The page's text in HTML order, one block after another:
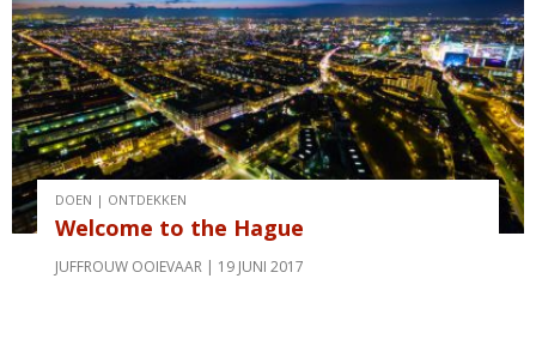
DOEN | ONTDEKKEN
Welcome to the Hague
JUFFROUW OOIEVAAR 19 JUNI 2017